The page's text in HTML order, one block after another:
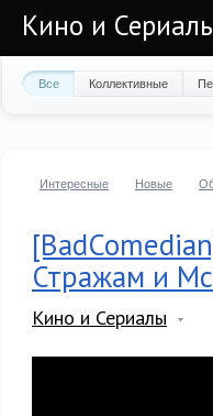
Кино и
Все Коллективные
Интересные Новые
Стражам и
Кино и Сериалы